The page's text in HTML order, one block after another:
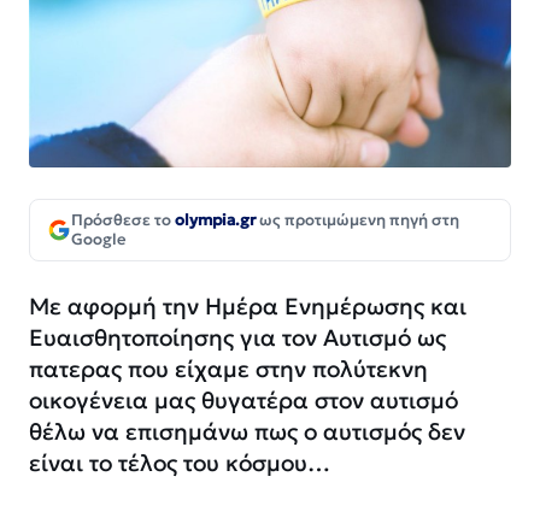
Πρόσθεσε τοolympia.grως προτιμώμενη πηγή στη
Google
Με αφορμή την Ημέρα Ενημέρωσης και
Ευαισθητοποίησης για τον Αυτισμό ως
πατερας που είχαμε στην πολύτεκνη
οικογένεια μας θυγατέρα στον αυτισμό
θέλω να επισημάνω πως ο αυτισμός δεν
είναι το τέλος του κόσμου…